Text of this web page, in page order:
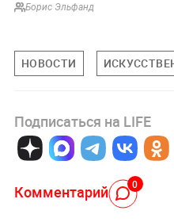
Борис Эльфанд
НОВОСТИ
Подписаться на LIFE
Комментарий 0